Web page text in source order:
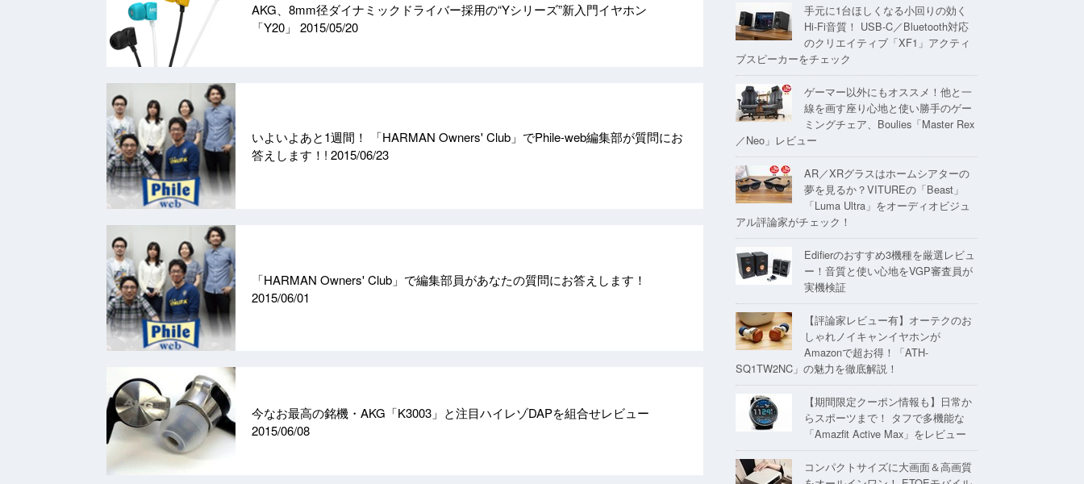
AKG、8mm径ダイナミックドライバー採用の“Yシリーズ”新入門イヤホン
「Y20」 2015/05/20
いよいよあと1週間！ 「HARMAN Owners' Club」でPhile-web編集部が質問にお
答えします！! 2015/06/23
「HARMAN Owners' Club」で編集部員があなたの質問にお答えします！
2015/06/01
今なお最高の銘機・AKG「K3003」と注目ハイレゾDAPを組合せレビュー
2015/06/08
手元に1台ほしくなる小回りの効く
Hi-Fi音質！ USB-C／Bluetooth対応
のクリエイティブ「XF1」アクティ
ブスピーカーをチェック
ゲーマー以外にもオススメ！他と一
線を画す座り心地と使い勝手のゲー
ミングチェア、Boulies「Master Rex
／Neo」レビュー
AR／XRグラスはホームシアターの
夢を見るか？VITUREの「Beast」
「Luma Ultra」をオーディオビジュ
アル評論家がチェック！
Edifierのおすすめ3機種を厳選レビュ
ー！音質と使い心地をVGP審査員が
実機検証
【評論家レビュー有】オーテクのお
しゃれノイキャンイヤホンが
Amazonで超お得！「ATH-
SQ1TW2NC」の魅力を徹底解説！
【期間限定クーポン情報も】日常か
らスポーツまで！ タフで多機能な
「Amazfit Active Max」をレビュー
コンパクトサイズに大画面＆高画質